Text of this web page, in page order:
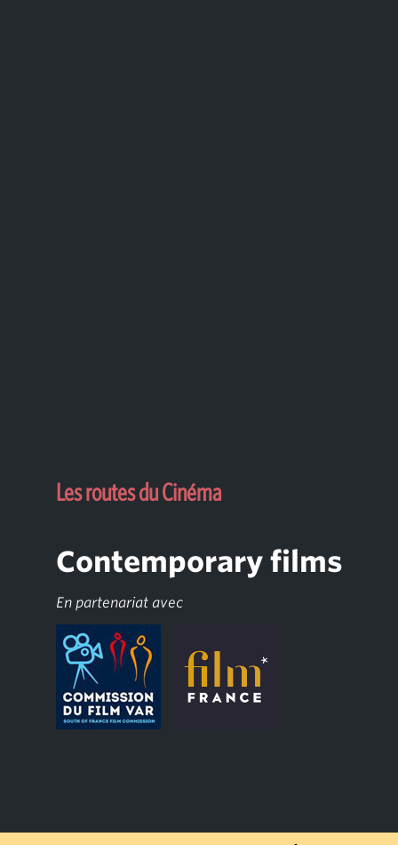
Les routes du Cinéma
Contemporary films
En partenariat avec